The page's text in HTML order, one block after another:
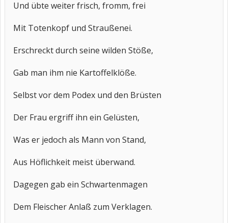
Und übte weiter frisch, fromm, frei
Mit Totenkopf und Straußenei.
Erschreckt durch seine wilden Stöße,
Gab man ihm nie Kartoffelklöße.
Selbst vor dem Podex und den Brüsten
Der Frau ergriff ihn ein Gelüsten,
Was er jedoch als Mann von Stand,
Aus Höflichkeit meist überwand.
Dagegen gab ein Schwartenmagen
Dem Fleischer Anlaß zum Verklagen.